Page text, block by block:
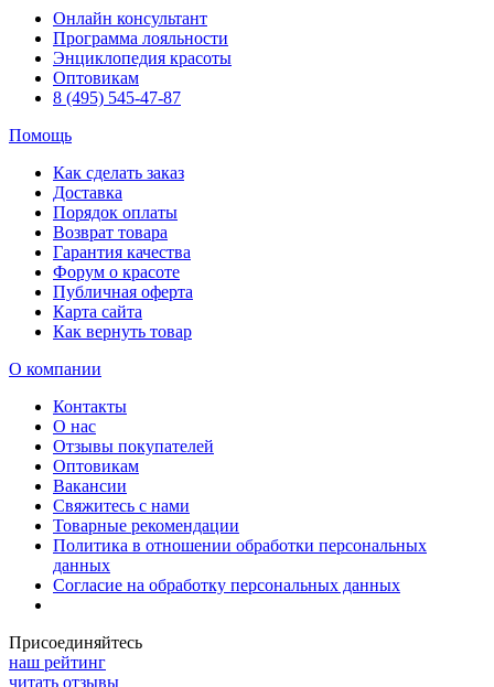
Онлайн консультант
Программа лояльности
Энциклопедия красоты
Оптовикам
8 (495) 545-47-87
Помощь
Как сделать заказ
Доставка
Порядок оплаты
Возврат товара
Гарантия качества
Форум о красоте
Публичная оферта
Карта сайта
Как вернуть товар
О компании
Контакты
О нас
Отзывы покупателей
Оптовикам
Вакансии
Свяжитесь с нами
Товарные рекомендации
Политика в отношении обработки персональных
данных
Согласие на обработку персональных данных
Присоединяйтесь
наш рейтинг
читать отзывы